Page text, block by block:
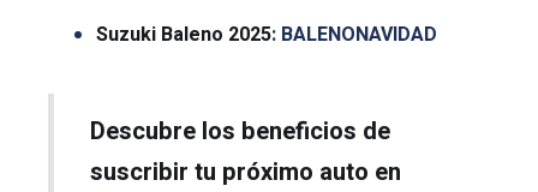
Suzuki Baleno 2025: BALENONAVIDAD
Descubre los beneficios de
suscribir tu próximo auto en